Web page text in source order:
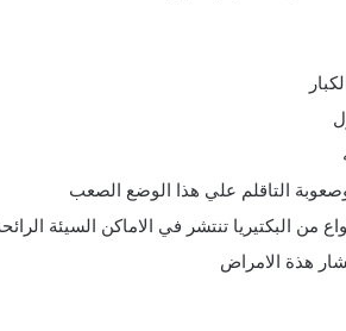
وصعوبة التاقلم علي هذا الوضع الصعب
هذة الامراض